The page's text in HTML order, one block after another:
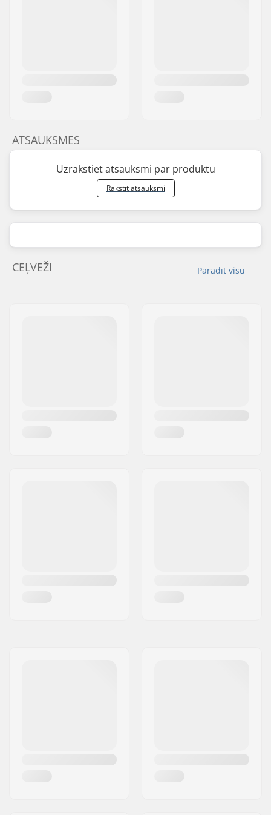
ATSAUKSMES
Uzrakstiet atsauksmi par produktu
Rakstīt atsauksmi
Parādīt visu
CEĻVEŽI